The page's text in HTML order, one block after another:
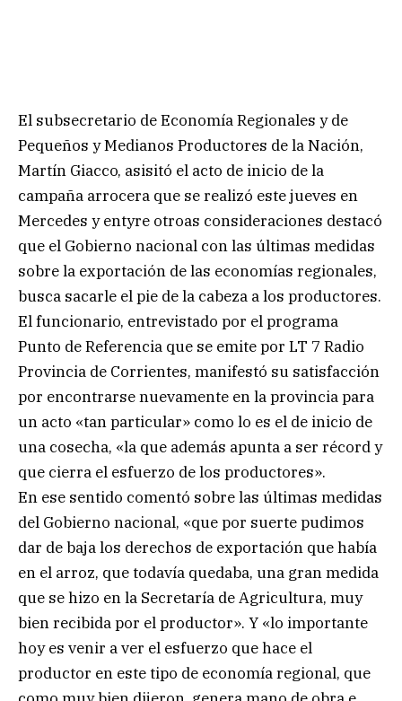
El subsecretario de Economía Regionales y de
Pequeños y Medianos Productores de la Nación,
Martín Giacco, asisitó el acto de inicio de la
campaña arrocera que se realizó este jueves en
Mercedes y entyre otroas consideraciones destacó
que el Gobierno nacional con las últimas medidas
sobre la exportación de las economías regionales,
busca sacarle el pie de la cabeza a los productores.
El funcionario, entrevistado por el programa
Punto de Referencia que se emite por LT 7 Radio
Provincia de Corrientes, manifestó su satisfacción
por encontrarse nuevamente en la provincia para
un acto «tan particular» como lo es el de inicio de
una cosecha, «la que además apunta a ser récord y
que cierra el esfuerzo de los productores».
En ese sentido comentó sobre las últimas medidas
del Gobierno nacional, «que por suerte pudimos
dar de baja los derechos de exportación que había
en el arroz, que todavía quedaba, una gran medida
que se hizo en la Secretaría de Agricultura, muy
bien recibida por el productor». Y «lo importante
hoy es venir a ver el esfuerzo que hace el
productor en este tipo de economía regional, que